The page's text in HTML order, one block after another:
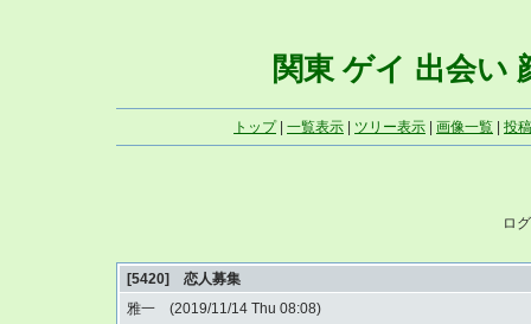
関東 ゲイ 出会い
トップ| 一覧表示 ツリー表示 画像一覧 投
ロ
[5420] 恋人募集
雅一 (2019/11/14 Thu 08:08)